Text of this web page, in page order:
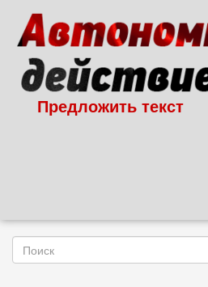
основному
содержанию
Предложить текст
Форма